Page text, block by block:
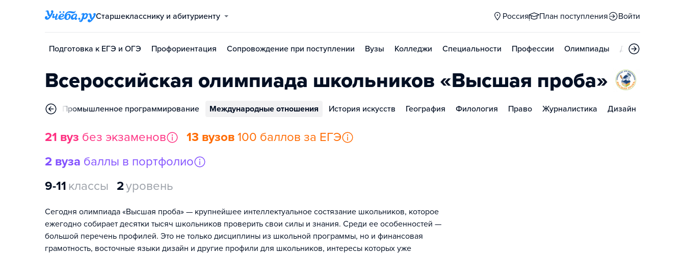
Старшекласснику и абитуриенту Россия План поступления Войти
Подготовка к ЕГЭ и ОГЭ Профориентация Сопровождение при поступлении Вузы Колледжи Специальности Профессии Олимпиады Дни открытых
Всероссийская олимпиада школьников «Высшая проба»
Химия Промышленное программирование Международные отношения История искусств География Филология Право Журналистика Дизайн
21 вуз без экзаменов 13 вузов 100 баллов за ЕГЭ
2 вуза баллы в портфолио
9-11 классы 2уровень
Сегодня олимпиада «Высшая проба» — крупнейшее интеллектуальное состязание школьников, которое
ежегодно собирает десятки тысяч школьников проверить свои силы и знания. Среди ее особенностей —
большой перечень профилей. Это не только дисциплины из школьной программы, но и финансовая
грамотность, восточные языки дизайн и другие профили для школьников, интересы которых уже